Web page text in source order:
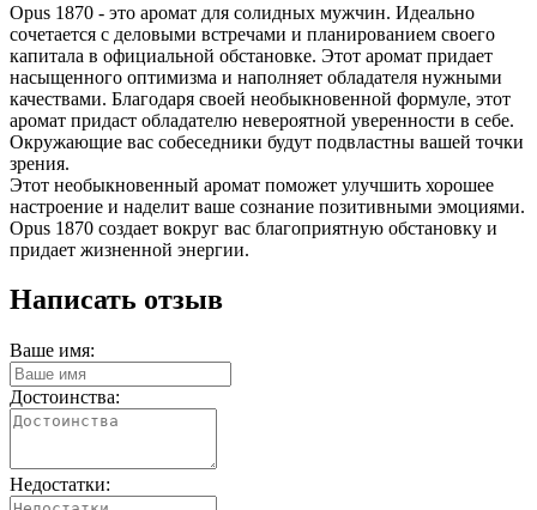
Opus 1870 - это аромат для солидных мужчин. Идеально
сочетается с деловыми встречами и планированием своего
капитала в официальной обстановке. Этот аромат придает
насыщенного оптимизма и наполняет обладателя нужными
качествами. Благодаря своей необыкновенной формуле, этот
аромат придаст обладателю невероятной уверенности в себе.
Окружающие вас собеседники будут подвластны вашей точки
зрения.
Этот необыкновенный аромат поможет улучшить хорошее
настроение и наделит ваше сознание позитивными эмоциями.
Opus 1870 создает вокруг вас благоприятную обстановку и
придает жизненной энергии.
Написать отзыв
Ваше имя:
Достоинства:
Недостатки: